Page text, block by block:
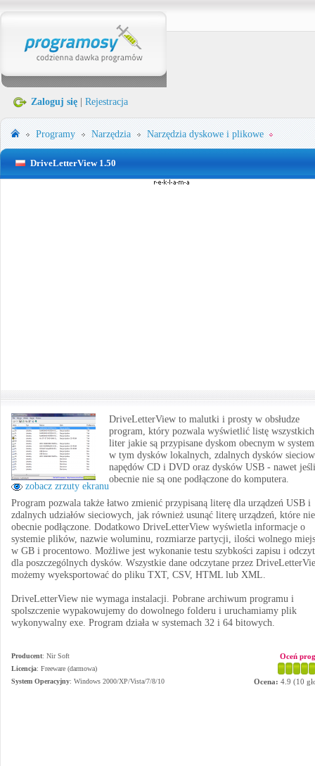
Zaloguj się Rejestracja
Programy Narzędzia Narzędzia dyskowe i plikowe
DriveLetterView 1.50
zobacz zrzuty ekranu
DriveLetterView to malutki i prosty w obsłudze
program, który pozwala wyświetlić listę wszystkich
liter jakie są przypisane dyskom obecnym w
w tym dysków lokalnych, zdalnych dysków
napędów CD i DVD oraz dysków USB - nawet jeśli
obecnie nie są one podłączone do komputera.
Program pozwala także łatwo zmienić przypisaną literę dla urządzeń USB i
zdalnych udziałów sieciowych, jak również usunąć literę urządzeń, które
obecnie podłączone. Dodatkowo DriveLetterView wyświetla informacje o
systemie plików, nazwie woluminu, rozmiarze partycji, ilości wolnego
w GB i procentowo. Możliwe jest wykonanie testu szybkości zapisu i
dla poszczególnych dysków. Wszystkie dane odczytane przez
możemy wyeksportować do pliku TXT, CSV, HTML lub XML.
DriveLetterView nie wymaga instalacji. Pobrane archiwum programu i
spolszczenie wypakowujemy do dowolnego folderu i uruchamiamy plik
wykonywalny exe. Program działa w systemach 32 i 64 bitowych.
Producent: Nir Soft
Licencja: Freeware (darmowa)
System Operacyjny: Windows 2000/XP/Vista/7/8/10
Oceń
Ocena: 4.9 (10